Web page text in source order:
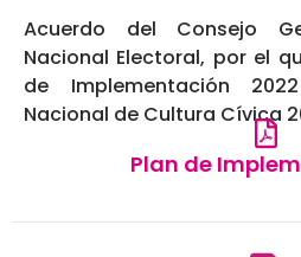
Acuerdo del Consejo
Nacional Electoral, por el
de Implementación
Nacional de Cultura Cívica
Plan de